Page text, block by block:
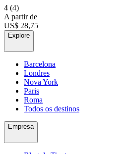
4 (4)
A partir de
US$ 28,75
Explore
Barcelona
Londres
Nova York
Paris
Roma
Todos os destinos
Empresa